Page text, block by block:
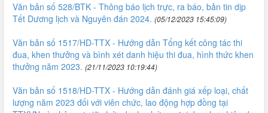
Văn bản số 528/BTK - Thông báo lịch trực, ra báo, bản tin dịp
Tết Dương lịch và Nguyên đán 2024. (05/12/2023 15:45:09)
Văn bản số 1517/HD-TTX - Hướng dẫn Tổng kết công tác thi
đua, khen thưởng và bình xét danh hiệu thi đua, hình thức khen
thưởng năm 2023. (21/11/2023 10:19:44)
Văn bản số 1518/HD-TTX - Hướng dẫn đánh giá xếp loại, chất
lượng năm 2023 đối với viên chức, lao động hợp đồng tại